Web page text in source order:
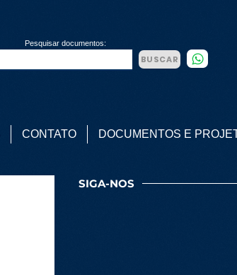
CONTATO DOCUMENTOS E
Pesquisar documentos:
BUSCAR
SIGA-NOS